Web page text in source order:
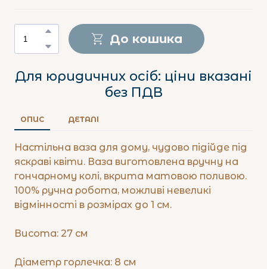
До кошика
Для юридичних осіб: ціни вказані
без ПДВ
ОПИС ДЕТАЛІ
Настільна ваза для дому, чудово підійде під
яскраві квіти. Ваза виготовлена вручну на
гончарному колі, вкрита матовою поливою.
100% ручна робота, можливі невеликі
відмінності в розмірах до 1 см.
Висота: 27 см
Діаметр горлечка: 8 см